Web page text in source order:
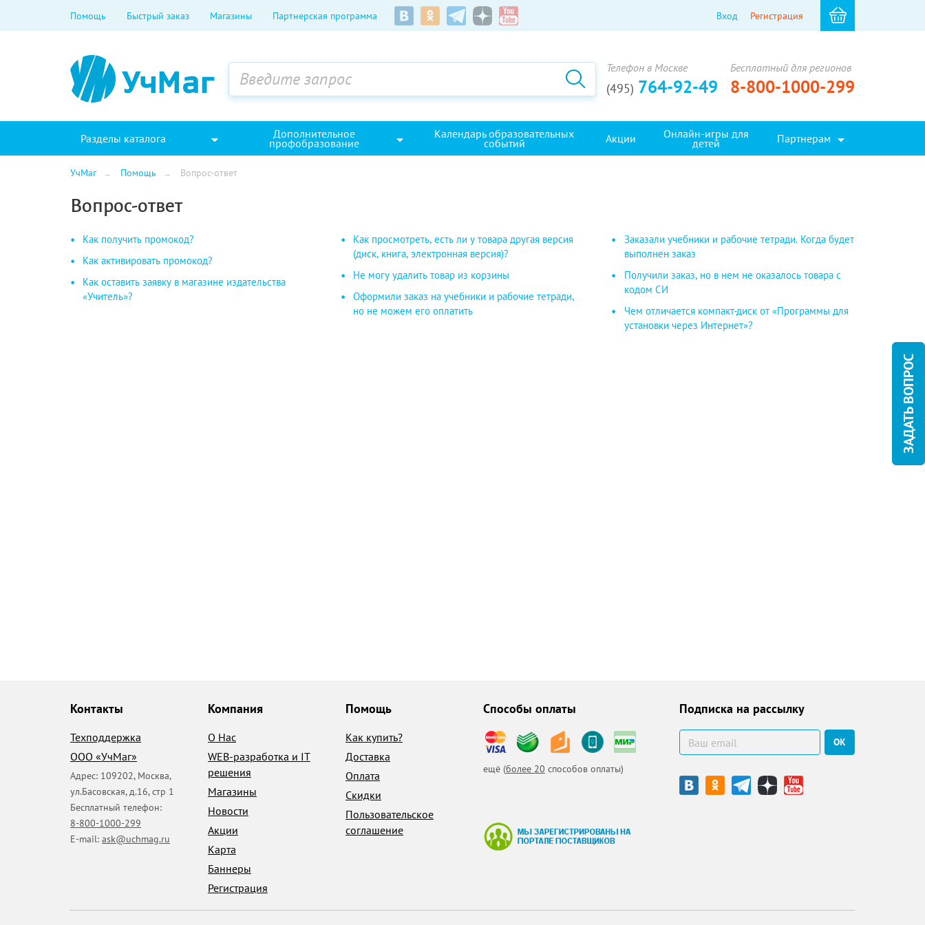
Помощь Быстрый заказ Магазины Партнерская программа Вход Регистрация
Телефон в Москве
(495) 764-92-49
Бесплатный для регионов
8-800-1000-299
Разделы каталога Дополнительное
профобразование
Календарь образовательных
событий Акции Онлайн-игры для
детей Партнерам
УчМаг Помощь Вопрос-ответ
Вопрос-ответ
Как получить промокод?
Как активировать промокод?
Как оставить заявку в магазине издательства
«Учитель»?
Как просмотреть, есть ли у товара другая версия
(диск, книга, электронная версия)?
Не могу удалить товар из корзины
Оформили заказ на учебники и рабочие тетради,
но не можем его оплатить
Заказали учебники и рабочие тетради. Когда будет
выполнен заказ
Получили заказ, но в нем не оказалось товара с
кодом СИ
Чем отличается компакт-диск от «Программы для
установки через Интернет»?
Контакты
Техподдержка
ООО «УчМаг»
Адрес: 109202, Москва,
ул.Басовская, д.16, стр 1
Бесплатный телефон:
8-800-1000-299
E-mail: ask@uchmag.ru
Компания
О Нас
WEB-разработка и IT
решения
Магазины
Новости
Акции
Карта
Баннеры
Регистрация
Помощь
Как купить?
Доставка
Оплата
Скидки
Пользовательское
соглашение
Способы оплаты
ещё (более 20 способов оплаты)
Подписка на рассылку
ОК
ЗАДАТЬ ВОПРОС